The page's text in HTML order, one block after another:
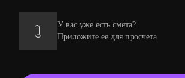
У вас уже есть смета?
Приложите ее для просчета